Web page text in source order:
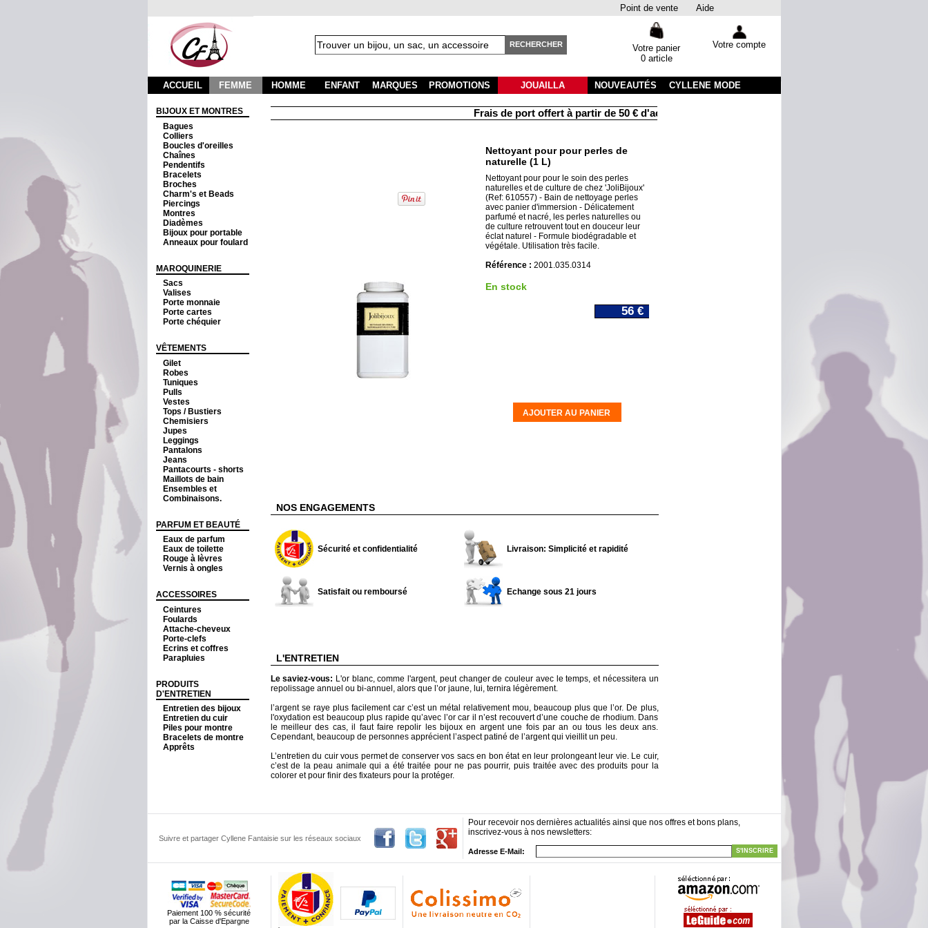
Point de vente Aide
RECHERCHER
Votre panier
0 article
Votre compte
ACCUEIL FEMME HOMME ENFANT MARQUES PROMOTIONS JOUAILLA NOUVEAUTÉS CYLLENE MODE
BIJOUX ET MONTRES
Bagues
Colliers
Boucles d'oreilles
Chaînes
Pendentifs
Bracelets
Broches
Charm's et Beads
Piercings
Montres
Diadèmes
Bijoux pour portable
Anneaux pour foulard
MAROQUINERIE
Sacs
Valises
Porte monnaie
Porte cartes
Porte chéquier
VÊTEMENTS
Gilet
Robes
Tuniques
Pulls
Vestes
Tops / Bustiers
Chemisiers
Jupes
Leggings
Pantalons
Jeans
Pantacourts - shorts
Maillots de bain
Ensembles et
Combinaisons.
PARFUM ET BEAUTÉ
Eaux de parfum
Eaux de toilette
Rouge à lèvres
Vernis à ongles
ACCESSOIRES
Ceintures
Foulards
Attache-cheveux
Porte-clefs
Ecrins et coffres
Parapluies
PRODUITS
D'ENTRETIEN
Entretien des bijoux
Entretien du cuir
Piles pour montre
Bracelets de montre
Apprêts
Frais de port offert à partir de 50 € d'achats
Nettoyant pour pour perles de
naturelle (1 L)
Nettoyant pour pour le soin des perles
naturelles et de culture de chez 'JoliBijoux'
(Ref: 610557) - Bain de nettoyage perles
avec panier d'immersion - Délicatement
parfumé et nacré, les perles naturelles ou
de culture retrouvent tout en douceur leur
éclat naturel - Formule biodégradable et
végétale. Utilisation très facile.
Référence : 2001.035.0314
En stock
56 €
AJOUTER AU PANIER
NOS ENGAGEMENTS
Sécurité et confidentialité Livraison: Simplicité et rapidité
Satisfait ou remboursé Echange sous 21 jours
L'ENTRETIEN
Le saviez-vous: L'or blanc, comme l'argent, peut changer de couleur avec le temps, et nécessitera un
repolissage annuel ou bi-annuel, alors que l’or jaune, lui, ternira légèrement.
l’argent se raye plus facilement car c’est un métal relativement mou, beaucoup plus que l’or. De plus,
l'oxydation est beaucoup plus rapide qu’avec l’or car il n’est recouvert d’une couche de rhodium. Dans
le meilleur des cas, il faut faire repolir les bijoux en argent une fois par an ou tous les deux ans.
Cependant, beaucoup de personnes apprécient l’aspect patiné de l’argent qui vieillit un peu.
L’entretien du cuir vous permet de conserver vos sacs en bon état en leur prolongeant leur vie. Le cuir,
c’est de la peau animale qui a été traitée pour ne pas pourrir, puis traitée avec des produits pour la
colorer et pour finir des fixateurs pour la protéger.
Suivre et partager Cyllene Fantaisie sur les réseaux sociaux
Pour recevoir nos dernières actualités ainsi que nos offres et bons plans,
inscrivez-vous à nos newsletters:
Adresse E-Mail: S'INSCRIRE
Paiement 100 % sécurité
par la Caisse d'Epargne